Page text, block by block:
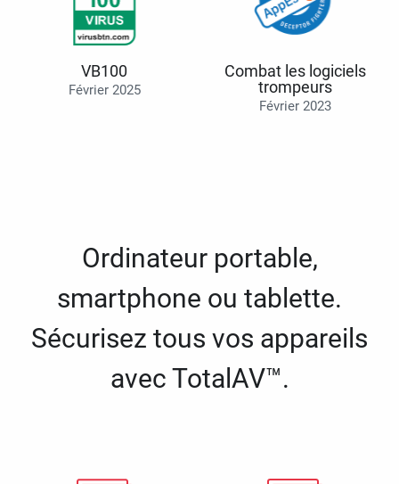
VB100
Février 2025
Combat les logiciels
trompeurs
Février 2023
Ordinateur portable,
smartphone ou tablette.
Sécurisez tous vos appareils
avec TotalAV™.